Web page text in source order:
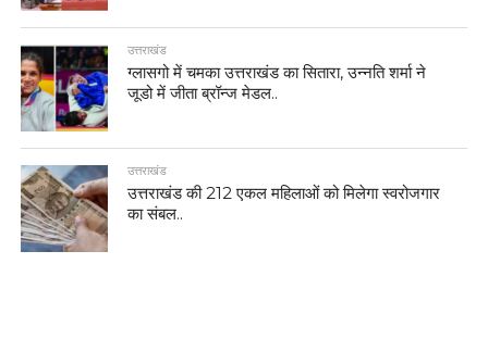
उत्तराखंड
ग्लासगो में चमका उत्तराखंड का सितारा, उन्नति शर्मा ने
जूडो में जीता ब्रॉन्ज मेडल..
उत्तराखंड
उत्तराखंड की 212 एकल महिलाओं को मिलेगा स्वरोजगार
का संबल..